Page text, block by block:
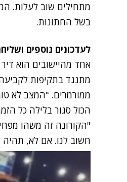
מתחילים שוב לעלות.
בשל החתונות.
לעדכונים נוספים
אחד מהיישובים הוא
מתנגד בתקיפות
ממורמרים. "המצב לא
הכול סגור בלילה כל
"הקורונה זה משהו
חשוב לנו. אם לא, תהיה